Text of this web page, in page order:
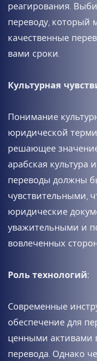
реагирования.
переводу, который
качественные
вами сроки.
Культурная
Понимание
юридической
решающее
арабская культура
переводы должны
чувствительными,
юридические
уважительными и
вовлеченных
Роль технологий:
Современные
обеспечение для
ценными активами
перевода. Однако